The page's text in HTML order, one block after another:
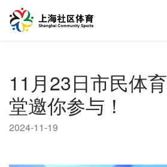
11月23日市民体
堂邀你参与！
2024-11-19